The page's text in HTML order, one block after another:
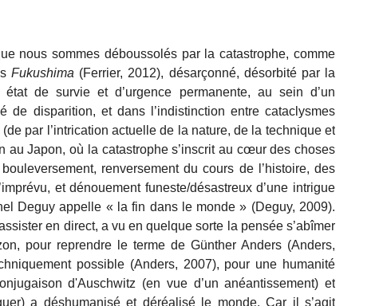
nous sommes déboussolés par la catastrophe, comme
Fukushima (Ferrier, 2012), désarçonné, désorbité par la
de survie et d’urgence permanente, au sein d’un
de disparition, et dans l’indistinction entre cataclysmes
(de par l’intrication actuelle de la nature, de la technique et
au Japon, où la catastrophe s’inscrit au cœur des choses
bouleversement, renversement du cours de l’histoire, des
et dénouement funeste/désastreux d’une intrigue
Deguy appelle « la fin dans le monde » (Deguy, 2009).
en direct, a vu en quelque sorte la pensée s’abîmer
pour reprendre le terme de Günther Anders (Anders,
possible (Anders, 2007), pour une humanité
d'Auschwitz (en vue d’un anéantissement) et
a déshumanisé et déréalisé le monde. Car il s’agit